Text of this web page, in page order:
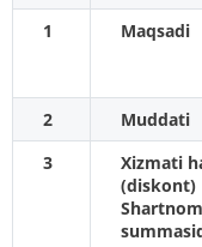
1
Maqsadi
2
Muddati
3
Xizmati
(diskont)